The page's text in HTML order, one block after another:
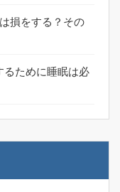
損をする？その
るために睡眠は必